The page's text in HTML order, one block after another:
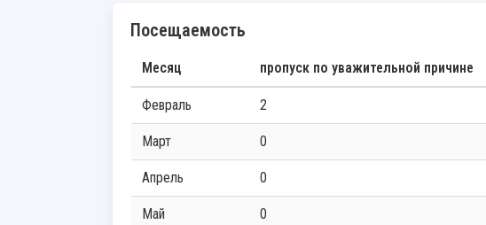
Посещаемость
Месяц пропуск по уважительной причине
Февраль 2
Март 0
Апрель 0
Май 0